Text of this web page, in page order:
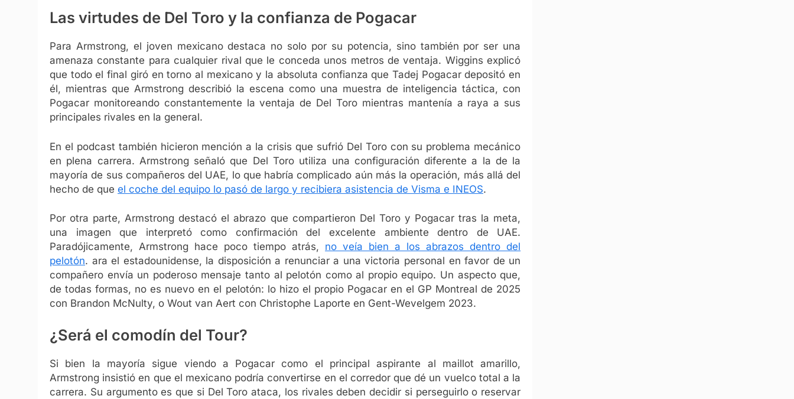
Las virtudes de Del Toro y la confianza de Pogacar
Para Armstrong, el joven mexicano destaca no solo por su potencia, sino también por ser una
amenaza constante para cualquier rival que le conceda unos metros de ventaja. Wiggins explicó
que todo el final giró en torno al mexicano y la absoluta confianza que Tadej Pogacar depositó en
él, mientras que Armstrong describió la escena como una muestra de inteligencia táctica, con
Pogacar monitoreando constantemente la ventaja de Del Toro mientras mantenía a raya a sus
principales rivales en la general.
En el podcast también hicieron mención a la crisis que sufrió Del Toro con su problema mecánico
en plena carrera. Armstrong señaló que Del Toro utiliza una configuración diferente a la de la
mayoría de sus compañeros del UAE, lo que habría complicado aún más la operación, más allá del
hecho de que el coche del equipo lo pasó de largo y recibiera asistencia de Visma e INEOS.
Por otra parte, Armstrong destacó el abrazo que compartieron Del Toro y Pogacar tras la meta,
una imagen que interpretó como confirmación del excelente ambiente dentro de UAE.
Paradójicamente, Armstrong hace poco tiempo atrás, no veía bien a los abrazos dentro del
pelotón. ara el estadounidense, la disposición a renunciar a una victoria personal en favor de un
compañero envía un poderoso mensaje tanto al pelotón como al propio equipo. Un aspecto que,
de todas formas, no es nuevo en el pelotón: lo hizo el propio Pogacar en el GP Montreal de 2025
con Brandon McNulty, o Wout van Aert con Christophe Laporte en Gent-Wevelgem 2023.
¿Será el comodín del Tour?
Si bien la mayoría sigue viendo a Pogacar como el principal aspirante al maillot amarillo,
Armstrong insistió en que el mexicano podría convertirse en el corredor que dé un vuelco total a la
carrera. Su argumento es que si Del Toro ataca, los rivales deben decidir si perseguirlo o reservar